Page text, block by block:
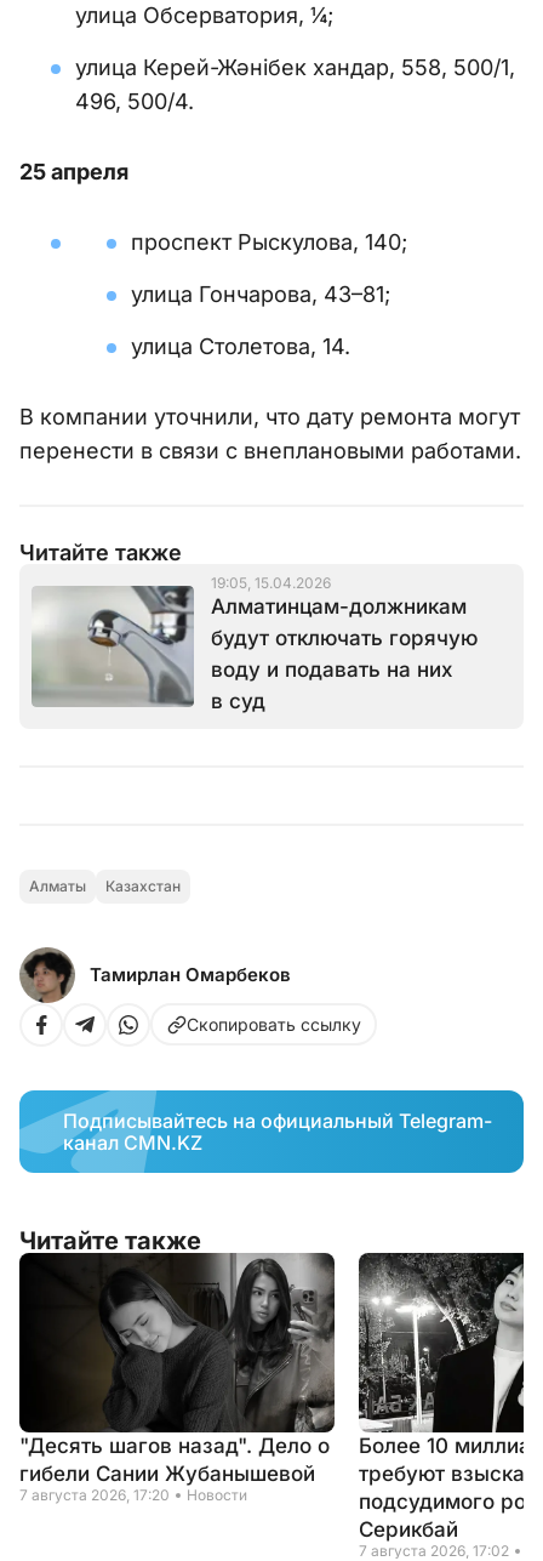
улица Обсерватория, ¼;
улица Керей-Жәнібек хандар, 558, 500/1,
496, 500/4.
25 апреля
проспект Рыскулова, 140;
улица Гончарова, 43–81;
улица Столетова, 14.
В компании уточнили, что дату ремонта могут
перенести в связи с внеплановыми работами.
Читайте также
19:05, 15.04.2026
Алматинцам-должникам
будут отключать горячую
воду и подавать на них
в суд
Алматы Казахстан
Тамирлан Омарбеков
Скопировать ссылку
Подписывайтесь на официальный Telegram-
канал CMN.KZ
Читайте также
"Десять шагов назад". Дело о
гибели Сании Жубанышевой
7 августа 2026, 17:20 Новости
Более 10
требуют
подсудимого
Серикбай
7 августа 2026, 17:02